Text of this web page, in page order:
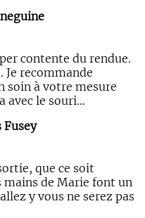
contente du rendue.
Je recommande
soin à votre mesure
avec le souri...
Fusey
que ce soit
mains de Marie font un
y vous ne serez pas